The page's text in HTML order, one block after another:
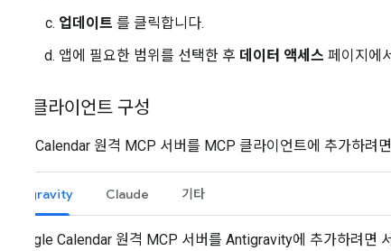
업데이트 를 클릭합니다.
앱에 필요한 범위를 선택한 후 데이터 액세스 페이지에
클라이언트 구성
Calendar 원격 MCP 서버를 MCP 클라이언트에 추가하려
Antigravity Claude 기타
Google Calendar 원격 MCP 서버를 Antigravity에 추가하려면